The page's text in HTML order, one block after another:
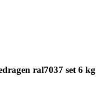
ral7037 set 6 kg